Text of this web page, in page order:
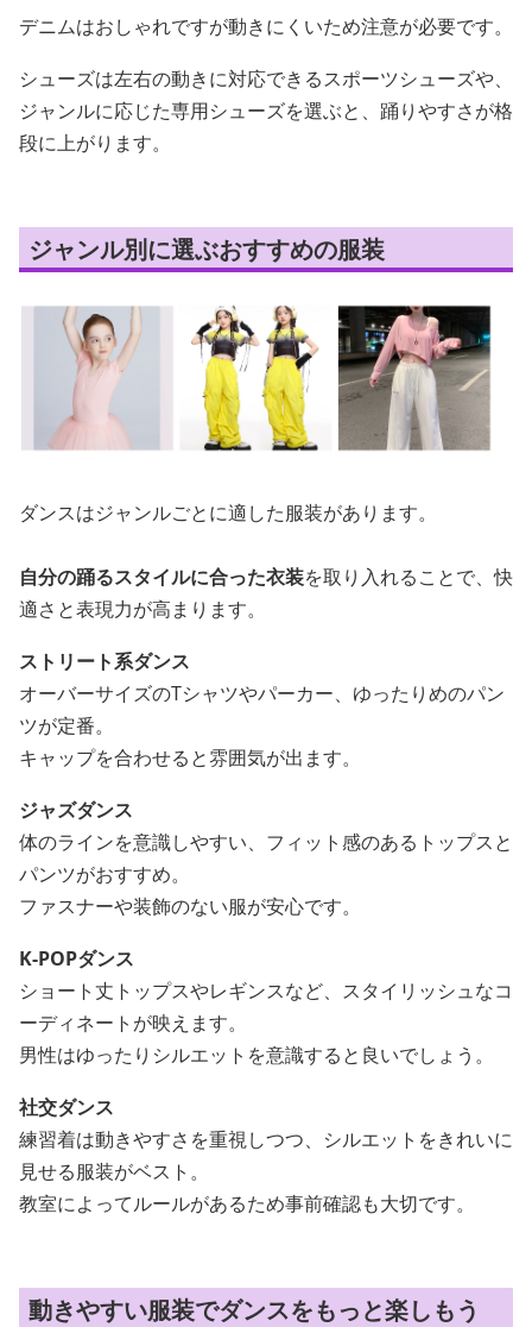
デニムはおしゃれですが動きにくいため注意が必要です。
シューズは左右の動きに対応できるスポーツシューズや、
ジャンルに応じた専用シューズを選ぶと、踊りやすさが格
段に上がります。
ジャンル別に選ぶおすすめの服装
ダンスはジャンルごとに適した服装があります。
自分の踊るスタイルに合った衣装を取り入れることで、快
適さと表現力が高まります。
ストリート系ダンス
オーバーサイズのTシャツやパーカー、ゆったりめのパン
ツが定番。
キャップを合わせると雰囲気が出ます。
ジャズダンス
体のラインを意識しやすい、フィット感のあるトップスと
パンツがおすすめ。
ファスナーや装飾のない服が安心です。
K-POPダンス
ショート丈トップスやレギンスなど、スタイリッシュなコ
ーディネートが映えます。
男性はゆったりシルエットを意識すると良いでしょう。
社交ダンス
練習着は動きやすさを重視しつつ、シルエットをきれいに
見せる服装がベスト。
教室によってルールがあるため事前確認も大切です。
動きやすい服装でダンスをもっと楽しもう